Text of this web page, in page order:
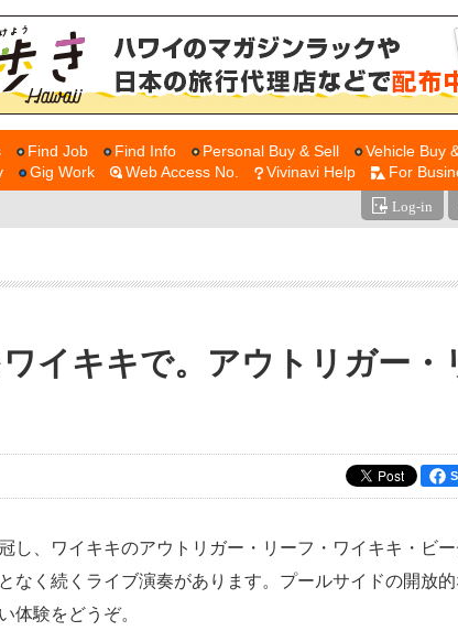
Find Job Find Info Personal Buy & Sell Vehicle Buy
Gig Work Web Access No. Vivinavi Help For
Log-in
イキキで。アウトリガー・
、ワイキキのアウトリガー・リーフ・ワイキキ・ビー
く続くライブ演奏があります。プールサイドの開放
体験をどうぞ。